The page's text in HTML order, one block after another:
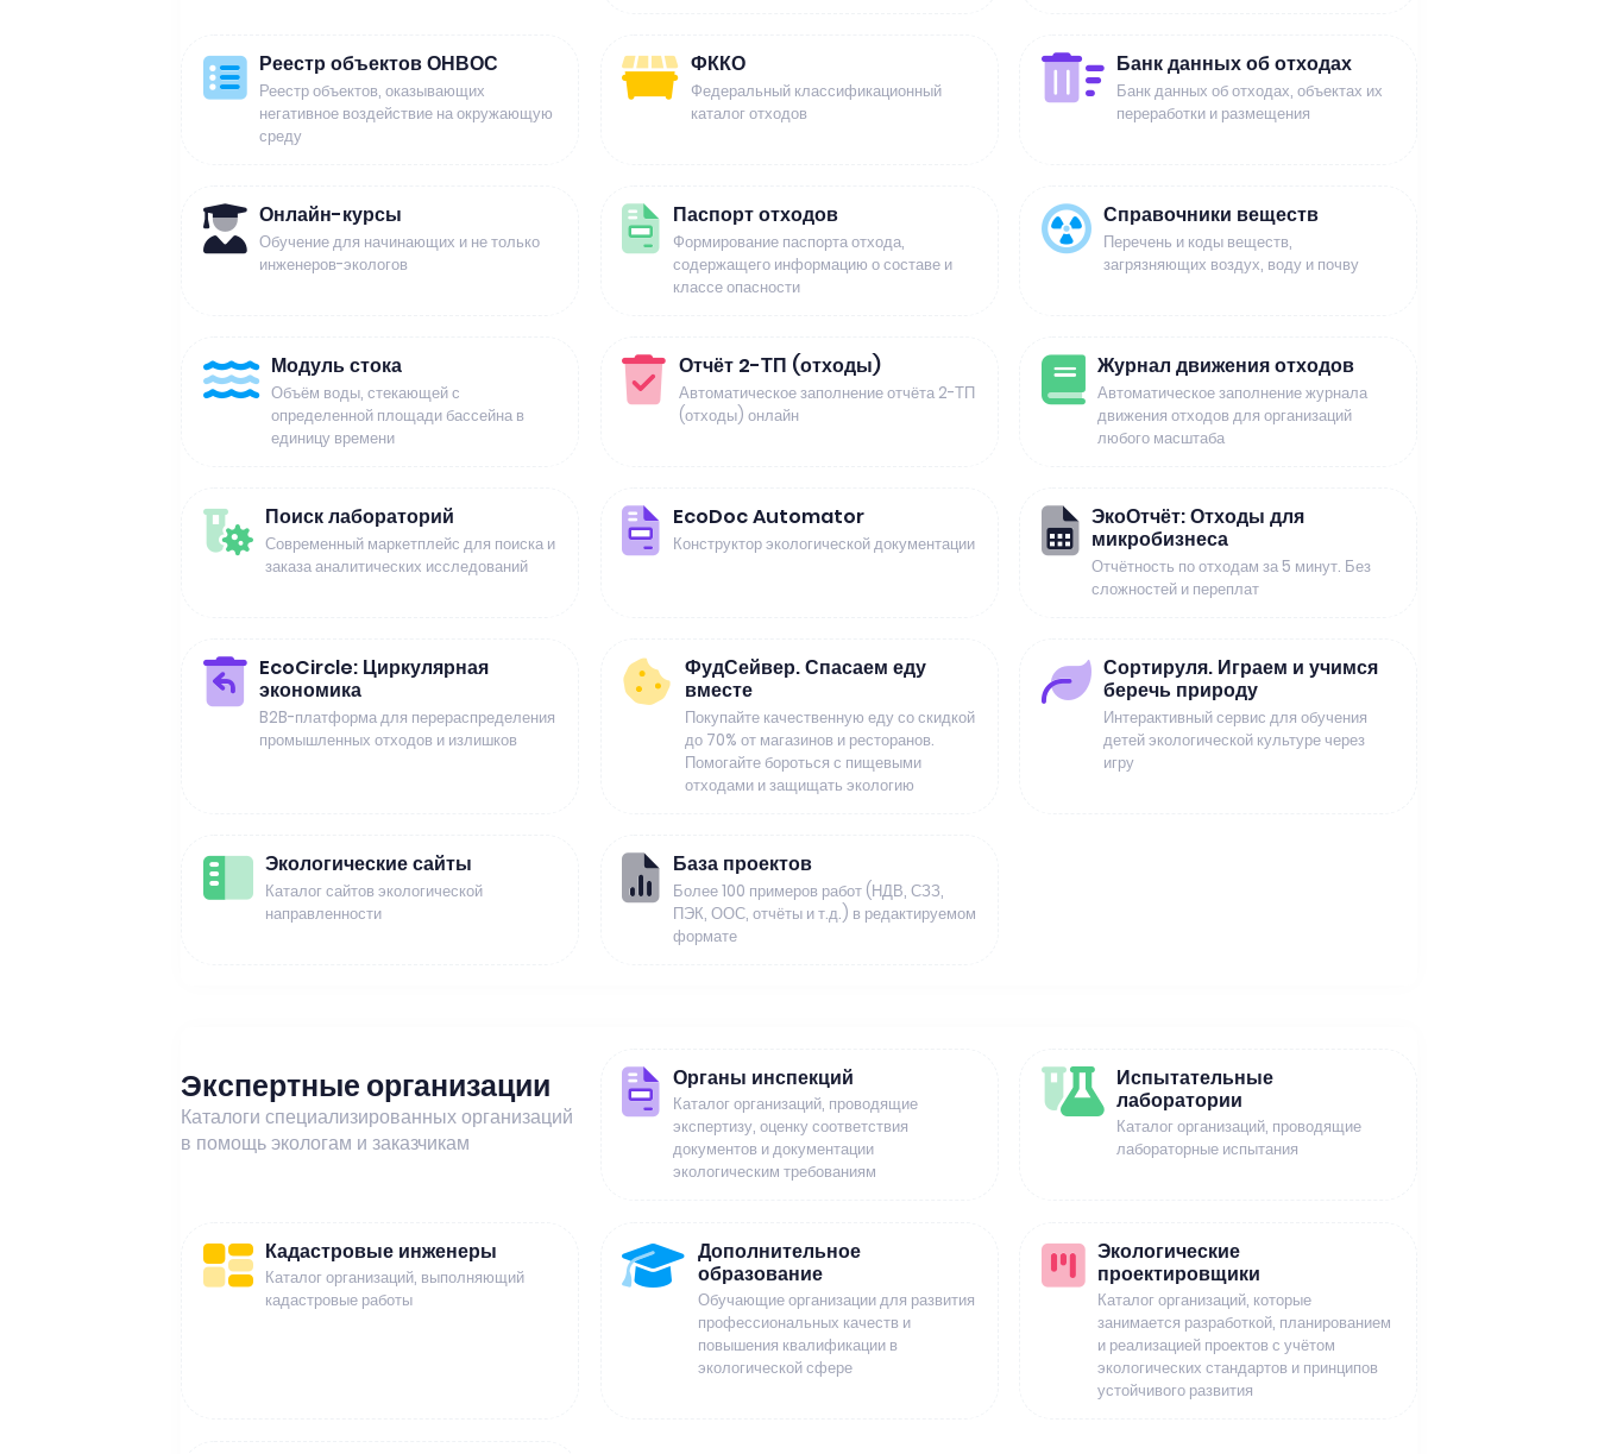
Реестр объектов ОНВОС
Реестр объектов, оказывающих
негативное воздействие на окружающую
среду
ФККО
Федеральный классификационный
каталог отходов
Банк данных об отходах
Банк данных об отходах, объектах их
переработки и размещения
Онлайн-курсы
Обучение для начинающих и не только
инженеров-экологов
Паспорт отходов
Формирование паспорта отхода,
содержащего информацию о составе и
классе опасности
Справочники веществ
Перечень и коды веществ,
загрязняющих воздух, воду и почву
Модуль стока
Объём воды, стекающей с
определенной площади бассейна в
единицу времени
Отчёт 2-ТП (отходы)
Автоматическое заполнение отчёта 2-ТП
(отходы) онлайн
Журнал движения отходов
Автоматическое заполнение журнала
движения отходов для организаций
любого масштаба
Поиск лабораторий
Современный маркетплейс для поиска и
заказа аналитических исследований
EcoDoc Automator
Конструктор экологической документации
ЭкоОтчёт: Отходы для
микробизнеса
Отчётность по отходам за 5 минут. Без
сложностей и переплат
EcoCircle: Циркулярная
экономика
B2B-платформа для перераспределения
промышленных отходов и излишков
ФудСейвер. Спасаем еду
вместе
Покупайте качественную еду со скидкой
до 70% от магазинов и ресторанов.
Помогайте бороться с пищевыми
отходами и защищать экологию
Сортируля. Играем и учимся
беречь природу
Интерактивный сервис для обучения
детей экологической культуре через
игру
Экологические сайты
Каталог сайтов экологической
направленности
База проектов
Более 100 примеров работ (НДВ, СЗЗ,
ПЭК, ООС, отчёты и т.д.) в редактируемом
формате
Экспертные организации
Каталоги специализированных организаций
в помощь экологам и заказчикам
Органы инспекций
Каталог организаций, проводящие
экспертизу, оценку соответствия
документов и документации
экологическим требованиям
Испытательные
лаборатории
Каталог организаций, проводящие
лабораторные испытания
Кадастровые инженеры
Каталог организаций, выполняющий
кадастровые работы
Дополнительное
образование
Обучающие организации для развития
профессиональных качеств и
повышения квалификации в
экологической сфере
Экологические
проектировщики
Каталог организаций, которые
занимается разработкой, планированием
и реализацией проектов с учётом
экологических стандартов и принципов
устойчивого развития